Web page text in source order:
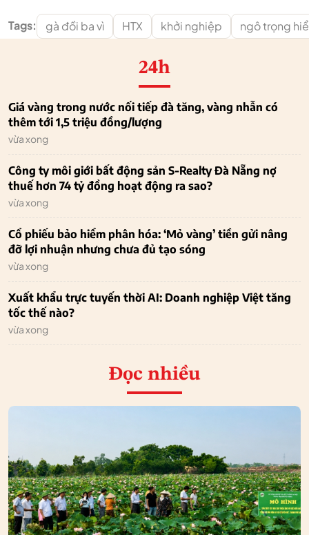
Tags: gà đồi ba vì HTX khởi nghiệp ngô trọng
24h
Giá vàng trong nước nối tiếp đà tăng, vàng nhẫn có
thêm tới 1,5 triệu đồng/lượng
vừa xong
Công ty môi giới bất động sản S-Realty Đà Nẵng nợ
thuế hơn 74 tỷ đồng hoạt động ra sao?
vừa xong
Cổ phiếu bảo hiểm phân hóa: ‘Mỏ vàng’ tiền gửi nâng
đỡ lợi nhuận nhưng chưa đủ tạo sóng
vừa xong
Xuất khẩu trực tuyến thời AI: Doanh nghiệp Việt tăng
tốc thế nào?
vừa xong
Đọc nhiều